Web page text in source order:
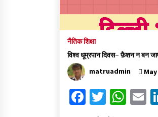
नैतिक शिक्षा
विश्व धूम्रपान दिवस- फ़ैशन न बन
matruadmin
Fa
ce
T
wi
W E
m